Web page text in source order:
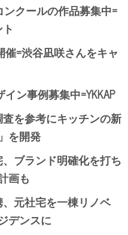
クールの作品募集中=
催=渋谷凪咲さんをキャ
ン事例募集中=YKKAP
を参考にキッチンの新
を開発
ブランド明確化を打ち
画も
元社宅を一棟リノベ
デンスに